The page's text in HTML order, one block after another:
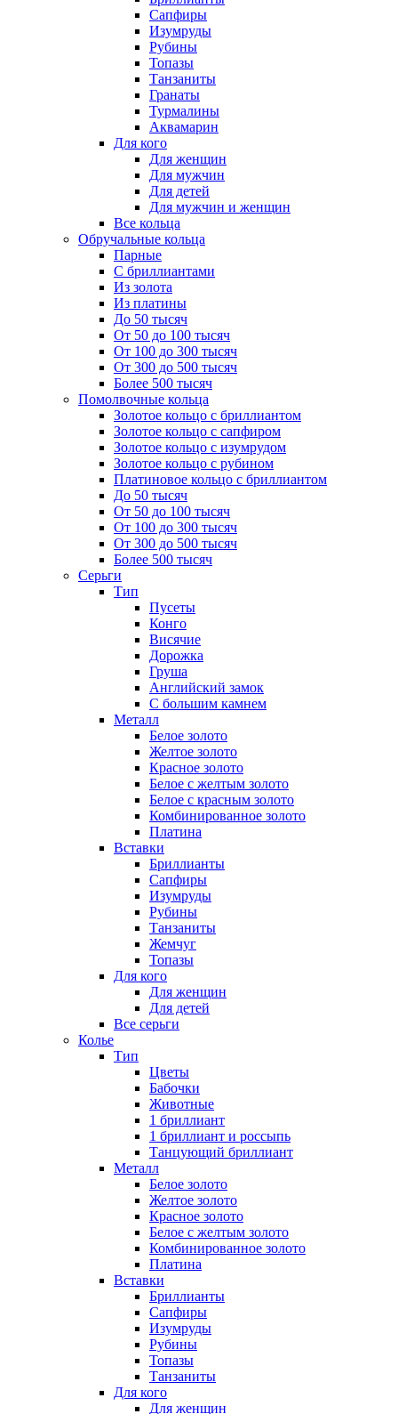
Сапфиры
Изумруды
Рубины
Топазы
Танзаниты
Гранаты
Турмалины
Аквамарин
Для кого
Для женщин
Для мужчин
Для детей
Для мужчин и женщин
Все кольца
Обручальные кольца
Парные
С бриллиантами
Из золота
Из платины
До 50 тысяч
От 50 до 100 тысяч
От 100 до 300 тысяч
От 300 до 500 тысяч
Более 500 тысяч
Помолвочные кольца
Золотое кольцо с бриллиантом
Золотое кольцо с сапфиром
Золотое кольцо с изумрудом
Золотое кольцо с рубином
Платиновое кольцо с бриллиантом
До 50 тысяч
От 50 до 100 тысяч
От 100 до 300 тысяч
От 300 до 500 тысяч
Более 500 тысяч
Серьги
Тип
Пусеты
Конго
Висячие
Дорожка
Груша
Английский замок
С большим камнем
Металл
Белое золото
Желтое золото
Красное золото
Белое с желтым золото
Белое с красным золото
Комбинированное золото
Платина
Вставки
Бриллианты
Сапфиры
Изумруды
Рубины
Танзаниты
Жемчуг
Топазы
Для кого
Для женщин
Для детей
Все серьги
Колье
Тип
Цветы
Бабочки
Животные
1 бриллиант
1 бриллиант и россыпь
Танцующий бриллиант
Металл
Белое золото
Желтое золото
Красное золото
Белое с желтым золото
Комбинированное золото
Платина
Вставки
Бриллианты
Сапфиры
Изумруды
Рубины
Топазы
Танзаниты
Для кого
Для женщин